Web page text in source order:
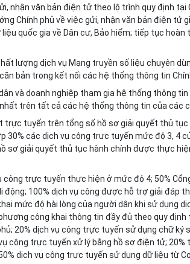
nhận văn bản điện tử theo lộ trình quy định tại
Chính phủ về việc gửi, nhận văn bản điện tử
quốc gia về Dân cư, Bảo hiểm; tiếp tục
lượng dịch vụ Mạng truyền số liệu chuyên
bản trong kết nối các hệ thống thông tin
và doanh nghiệp tham gia hệ thống thông
trên tất cả các hệ thống thông tin của các
trực tuyến trên tổng số hồ sơ giải quyết thủ
30% các dịch vụ công trực tuyến mức độ 3, 4
sơ giải quyết thủ tục hành chính được thực
công trực tuyến thực hiện ở mức độ 4; 50%
động; 100% dịch vụ công được hỗ trợ giải đáp
mức độ hài lòng của người dân khi sử dụng
công khai thông tin đầy đủ theo quy định
20% dịch vụ công trực tuyến sử dụng chữ
công trực tuyến xử lý bằng hồ sơ điện tử;
dịch vụ công trực tuyến sử dụng dữ liệu từ